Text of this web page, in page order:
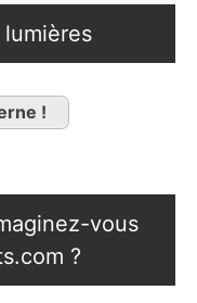
lumières
!
vous
?